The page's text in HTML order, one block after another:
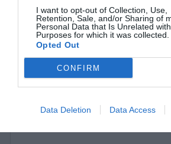
I want to opt-out of Collection, Use,
Retention, Sale, and/or Sharing of
Personal Data that Is Unrelated
Purposes for which it was collected.
Opted Out
CONFIRM
Data Deletion Data Access
Δες περισσότερα